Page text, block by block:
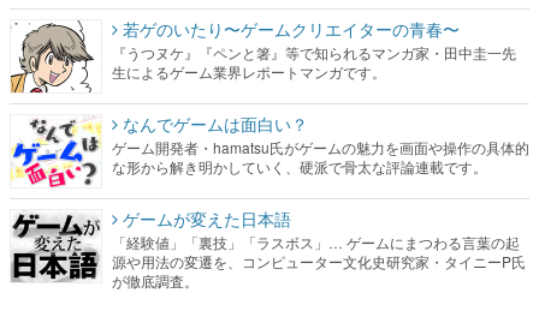
若ゲのいたり〜ゲームクリエイターの青春〜
『うつヌケ』『ペンと箸』等で知られるマンガ家・田中圭一先
生によるゲーム業界レポートマンガです。
なんでゲームは面白い？
ゲーム開発者・hamatsu氏がゲームの魅力を画面や操作の具体的
な形から解き明かしていく、硬派で骨太な評論連載です。
ゲームが変えた日本語
「経験値」「裏技」「ラスボス」… ゲームにまつわる言葉の起
源や用法の変遷を、コンピューター文化史研究家・タイニーP氏
が徹底調査。